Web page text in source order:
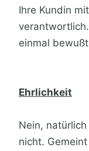
Ihre Kundin
einmal
Ehrlichkeit
Nein,
nicht.